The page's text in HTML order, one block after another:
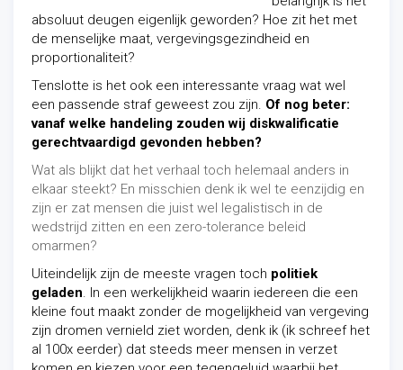
absoluut deugen eigenlijk geworden? Hoe zit het met
de menselijke maat, vergevingsgezindheid en
proportionaliteit?
Tenslotte is het ook een interessante vraag wat wel
een passende straf geweest zou zijn. Of nog beter:
vanaf welke handeling zouden wij diskwalificatie
gerechtvaardigd gevonden hebben?
Wat als blijkt dat het verhaal toch helemaal anders in
elkaar steekt? En misschien denk ik wel te eenzijdig en
zijn er zat mensen die juist wel legalistisch in de
wedstrijd zitten en een zero-tolerance beleid
omarmen?
Uiteindelijk zijn de meeste vragen toch politiek
geladen. In een werkelijkheid waarin iedereen die een
kleine fout maakt zonder de mogelijkheid van vergeving
zijn dromen vernield ziet worden, denk ik (ik schreef het
al 100x eerder) dat steeds meer mensen in verzet